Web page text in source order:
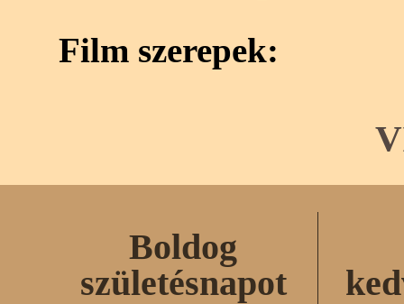
Film szerepek:
Boldog
születésnapot